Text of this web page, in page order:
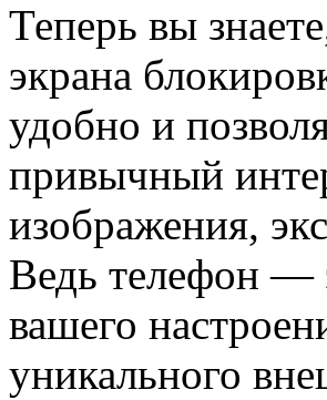
Теперь вы
экрана
удобно и
привычный
изображения,
Ведь телефон —
вашего
уникального